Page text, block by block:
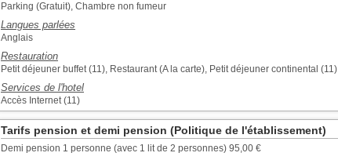
Parking (Gratuit), Chambre non fumeur
Langues parlées
Anglais
Restauration
Petit déjeuner buffet (11), Restaurant (A la carte), Petit déjeuner continental (11)
Services de l'hotel
Accès Internet (11)
Tarifs pension et demi pension (Politique de l'établissement)
Demi pension 1 personne (avec 1 lit de 2 personnes) 95,00 €